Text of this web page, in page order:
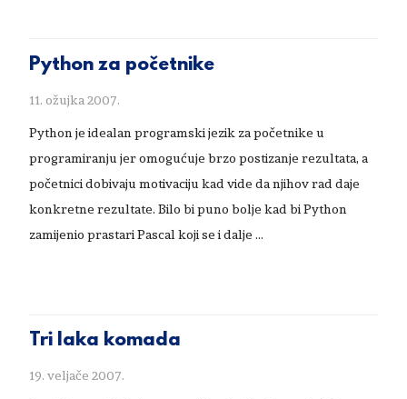
Python za početnike
11. ožujka 2007.
Python je idealan programski jezik za početnike u
programiranju jer omogućuje brzo postizanje rezultata, a
početnici dobivaju motivaciju kad vide da njihov rad daje
konkretne rezultate. Bilo bi puno bolje kad bi Python
zamijenio prastari Pascal koji se i dalje …
Tri laka komada
19. veljače 2007.